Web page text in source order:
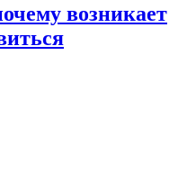
возникает